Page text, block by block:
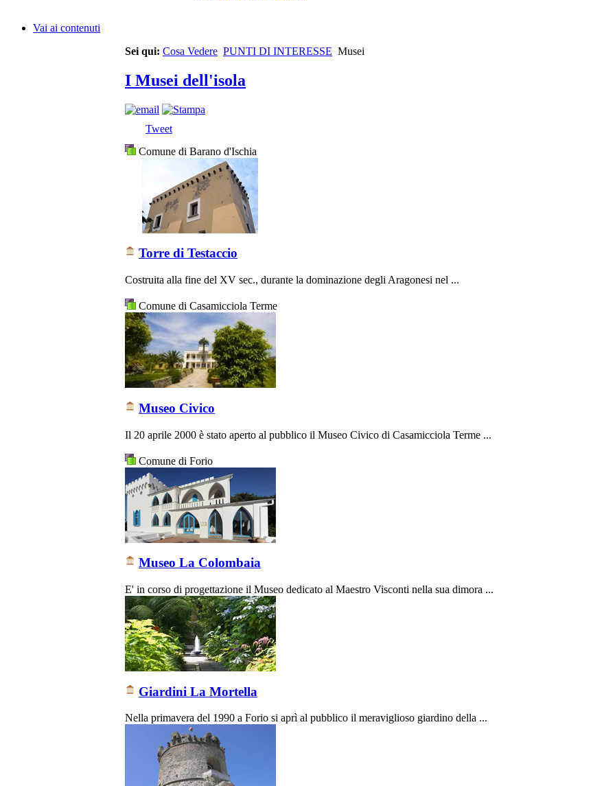
Vai ai contenuti
Sei qui: Cosa Vedere PUNTI DI INTERESSE Musei
I Musei dell'isola
Tweet
Comune di Barano d'Ischia
Torre di Testaccio
Costruita alla fine del XV sec., durante la dominazione degli Aragonesi nel ...
Comune di Casamicciola Terme
Museo Civico
Il 20 aprile 2000 è stato aperto al pubblico il Museo Civico di Casamicciola Terme ...
Comune di Forio
Museo La Colombaia
E' in corso di progettazione il Museo dedicato al Maestro Visconti nella sua dimora ...
Giardini La Mortella
Nella primavera del 1990 a Forio si aprì al pubblico il meraviglioso giardino della ...